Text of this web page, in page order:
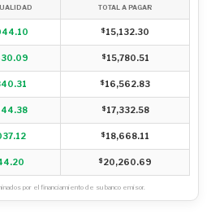
TOTAL A PAGAR
$15,132.30
$15,780.51
$16,562.83
$17,332.58
$18,668.11
$20,260.69
por el financiamiento de su banco emisor.